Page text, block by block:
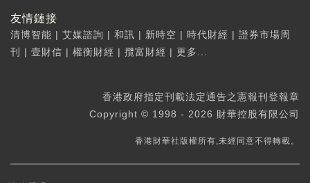
友情鏈接
清博智能 | 艾媒諮詢 | 和訊 | 新時空 | 時代財經 | 證券市場周
刊
| 壹財信 | 權衡財經 | 攬富財經 | 更多...
香港政府指定刊載法定通告之憲報刊登報章
Copyright © 1998 - 2026 財華控股有限公司
香港財華社版權所有,未經同意不得轉載。